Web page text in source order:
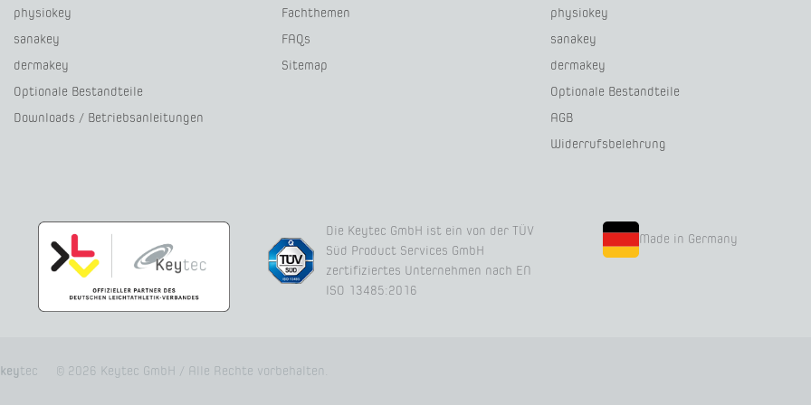
physiokey
sanakey
dermakey
Optionale Bestandteile
Downloads / Betriebsanleitungen
Fachthemen
FAQs
Sitemap
physiokey
sanakey
dermakey
Optionale Bestandteile
AGB
Widerrufsbelehrung
Die Keytec GmbH ist ein von der TÜV
Süd Product Services GmbH
zertifiziertes Unternehmen nach EN
ISO 13485:2016
Made in Germany
keytec © 2026 Keytec GmbH / Alle Rechte vorbehalten.​